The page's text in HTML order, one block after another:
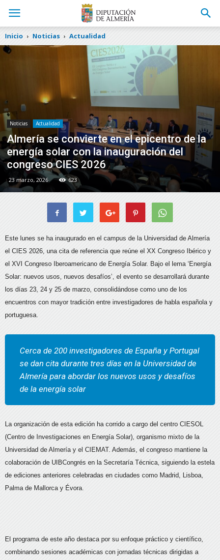
Inicio Noticias Actualidad
Noticias Actualidad
Almería se convierte en el epicentro de la
energía solar con la inauguración del
congreso CIES 2026
23 marzo, 2026 623
Este lunes se ha inaugurado en el campus de la Universidad de Almería
el CIES 2026, una cita de referencia que reúne el XX Congreso Ibérico y
el XVI Congreso Iberoamericano de Energía Solar. Bajo el lema ‘Energía
Solar: nuevos usos, nuevos desafíos’, el evento se desarrollará durante
los días 23, 24 y 25 de marzo, consolidándose como uno de los
encuentros con mayor tradición entre investigadores de habla española y
portuguesa.
Cerca de 200 investigadores de España y Portugal
se dan cita durante tres días en la Universidad de
Almería para abordar los nuevos usos y desafíos
de la energía solar
La organización de esta edición ha corrido a cargo del centro CIESOL
(Centro de Investigaciones en Energía Solar), organismo mixto de la
Universidad de Almería y el CIEMAT. Además, el congreso mantiene la
colaboración de UIBCongrés en la Secretaría Técnica, siguiendo la estela
de ediciones anteriores celebradas en ciudades como Madrid, Lisboa,
Palma de Mallorca y Évora.
El programa de este año destaca por su enfoque práctico y científico,
combinando sesiones académicas con jornadas técnicas dirigidas a